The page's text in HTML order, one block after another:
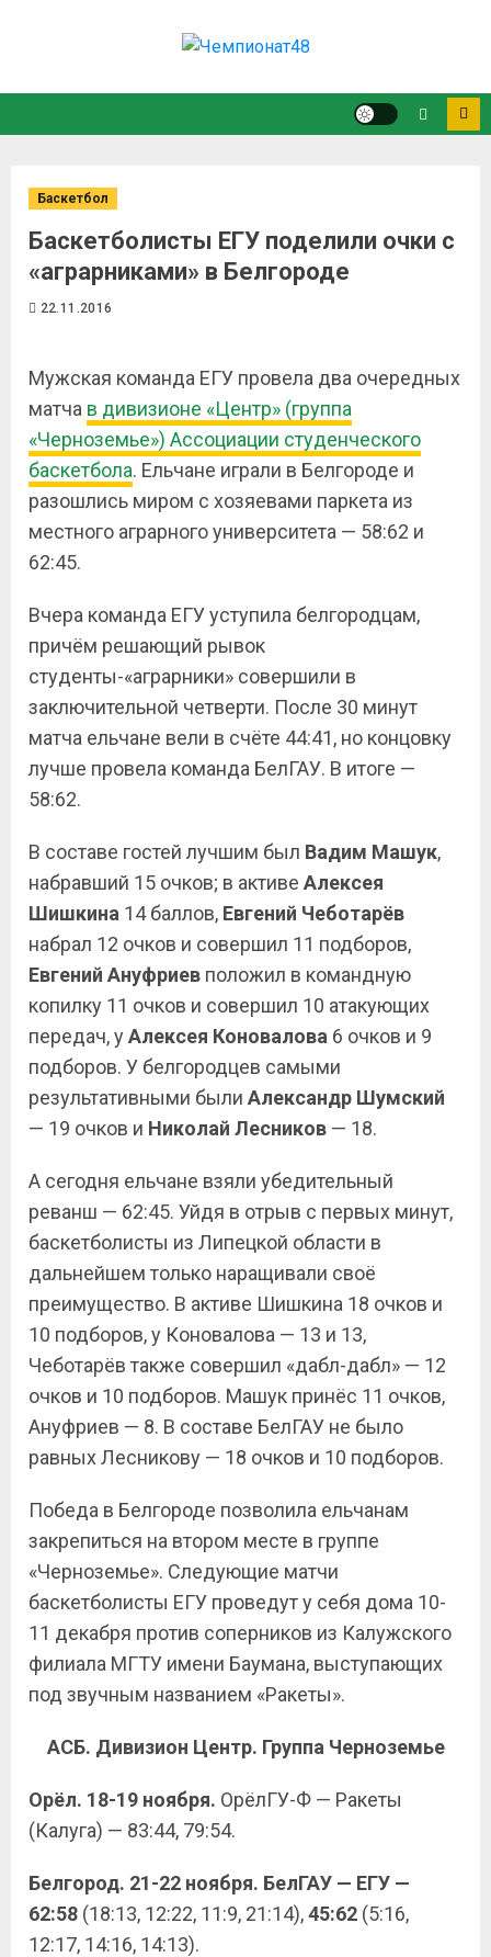
Баскетбол
Баскетболисты ЕГУ поделили очки с
«аграрниками» в Белгороде
22.11.2016
Мужская команда ЕГУ провела два очередных
матча в дивизионе «Центр» (группа
«Черноземье») Ассоциации студенческого
баскетбола. Ельчане играли в Белгороде и
разошлись миром с хозяевами паркета из
местного аграрного университета — 58:62 и
62:45.
Вчера команда ЕГУ уступила белгородцам,
причём решающий рывок
студенты-«аграрники» совершили в
заключительной четверти. После 30 минут
матча ельчане вели в счёте 44:41, но концовку
лучше провела команда БелГАУ. В итоге —
58:62.
В составе гостей лучшим был Вадим Машук,
набравший 15 очков; в активе Алексея
Шишкина 14 баллов, Евгений Чеботарёв
набрал 12 очков и совершил 11 подборов,
Евгений Ануфриев положил в командную
копилку 11 очков и совершил 10 атакующих
передач, уАлексея Коновалова 6 очков и 9
подборов. У белгородцев самыми
результативными были Александр Шумский
— 19 очков и Николай Лесников — 18.
А сегодня ельчане взяли убедительный
реванш — 62:45. Уйдя в отрыв с первых минут,
баскетболисты из Липецкой области в
дальнейшем только наращивали своё
преимущество. В активе Шишкина 18 очков и
10 подборов, у Коновалова — 13 и 13,
Чеботарёв также совершил «дабл-дабл» — 12
очков и 10 подборов. Машук принёс 11 очков,
Ануфриев — 8. В составе БелГАУ не было
равных Лесникову — 18 очков и 10 подборов.
Победа в Белгороде позволила ельчанам
закрепиться на втором месте в группе
«Черноземье». Следующие матчи
баскетболисты ЕГУ проведут у себя дома 10-
11 декабря против соперников из Калужского
филиала МГТУ имени Баумана, выступающих
под звучным названием «Ракеты».
АСБ. Дивизион Центр. Группа Черноземье
Орёл. 18-19 ноября. ОрёлГУ-Ф — Ракеты
(Калуга) — 83:44, 79:54.
Белгород. 21-22 ноября. БелГАУ — ЕГУ —
62:58 (18:13, 12:22, 11:9, 21:14),45:62 (5:16,
12:17, 14:16, 14:13).